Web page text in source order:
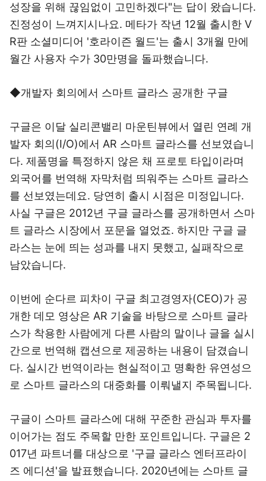
성장을 위해 끊임없이 고민하겠다"는 답이 왔습니다.
진정성이 느껴지시나요. 메타가 작년 12월 출시한 V
R판 소셜미디어 '호라이즌 월드'는 출시 3개월 만에
월간 사용자 수가 30만명을 돌파했습니다.
◆개발자 회의에서 스마트 글라스 공개한 구글
구글은 이달 실리콘밸리 마운틴뷰에서 열린 연례 개
발자 회의(I/O)에서 AR 스마트 글라스를 선보였습니
다. 제품명을 특정하지 않은 채 프로토 타입이라며
외국어를 번역해 자막처럼 띄워주는 스마트 글라스
를 선보였는데요. 당연히 출시 시점은 미정입니다.
사실 구글은 2012년 구글 글라스를 공개하면서 스마
트 글라스 시장에서 포문을 열었죠. 하지만 구글 글
라스는 눈에 띄는 성과를 내지 못했고, 실패작으로
남았습니다.
이번에 순다르 피차이 구글 최고경영자(CEO)가 공
개한 데모 영상은 AR 기술을 바탕으로 스마트 글라
스가 착용한 사람에게 다른 사람의 말이나 글을 실시
간으로 번역해 캡션으로 제공하는 내용이 담겼습니
다. 실시간 번역이라는 현실적이고 명확한 유연성으
로 스마트 글라스의 대중화를 이뤄낼지 주목됩니다.
구글이 스마트 글라스에 대해 꾸준한 관심과 투자를
이어가는 점도 주목할 만한 포인트입니다. 구글은 2
017년 파트너를 대상으로 '구글 글라스 엔터프라이
즈 에디션'을 발표했습니다. 2020년에는 스마트 글